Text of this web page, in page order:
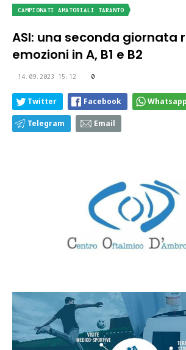
CAMPIONATI AMATORIALI TARANTO
ASI: una seconda giornata
emozioni in A, B1 e B2
14.09.2023 15:12 0
Twitter Facebook Whatsapp
Telegram Email